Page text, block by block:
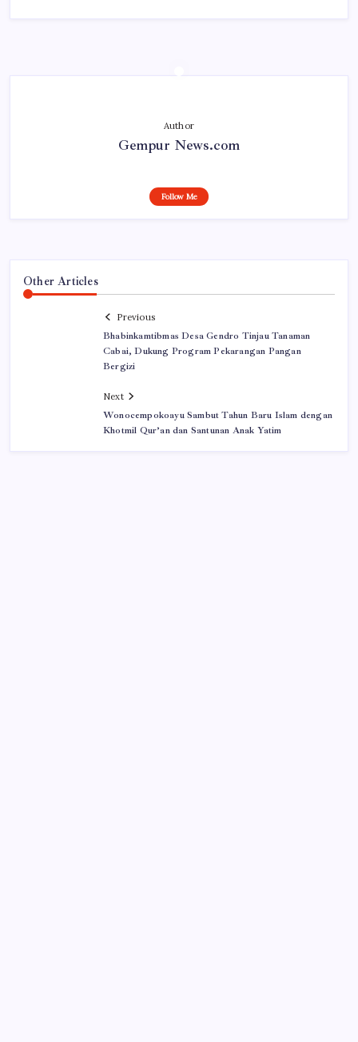
Author
Gempur News.com
Follow Me
Other Articles
Previous
Bhabinkamtibmas Desa Gendro Tinjau Tanaman
Cabai, Dukung Program Pekarangan Pangan
Bergizi
Next
Wonocempokoayu Sambut Tahun Baru Islam dengan
Khotmil Qur’an dan Santunan Anak Yatim